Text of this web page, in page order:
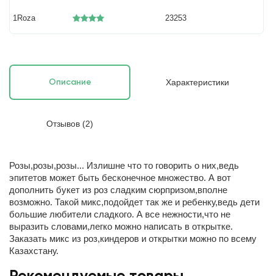
1Roza 23253
Описание Характеристики
Отзывов (2)
Розы,розы,розы... Излишне что то говорить о них,ведь
эпитетов может быть бесконечное множество. А вот
дополнить букет из роз сладким сюрпризом,вполне
возможно. Такой микс,подойдет так же и ребенку,ведь дети
большие любители сладкого. А все нежности,что не
выразить словами,легко можно написать в открытке.
Заказать микс из роз,киндеров и открытки можно по всему
Казахстану.